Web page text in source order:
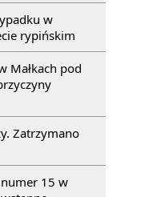
w
rypińskim
Małkach pod
Zatrzymano
15 w